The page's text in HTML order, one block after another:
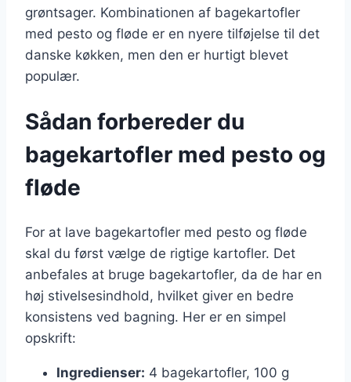
grøntsager. Kombinationen af bagekartofler
med pesto og fløde er en nyere tilføjelse til det
danske køkken, men den er hurtigt blevet
populær.
Sådan forbereder du
bagekartofler med pesto og
fløde
For at lave bagekartofler med pesto og fløde
skal du først vælge de rigtige kartofler. Det
anbefales at bruge bagekartofler, da de har en
høj stivelsesindhold, hvilket giver en bedre
konsistens ved bagning. Her er en simpel
opskrift:
Ingredienser: 4 bagekartofler, 100 g